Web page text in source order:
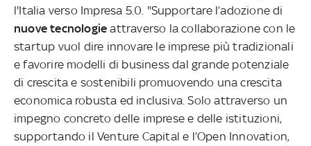
l'Italia verso Impresa 5.0. "Supportare l’adozione di
nuove tecnologieattraverso la collaborazione con le
startup vuol dire innovare le imprese più tradizionali
e favorire modelli di business dal grande potenziale
di crescita e sostenibili promuovendo una crescita
economica robusta ed inclusiva. Solo attraverso un
impegno concreto delle imprese e delle istituzioni,
supportando il Venture Capital e l’Open Innovation,